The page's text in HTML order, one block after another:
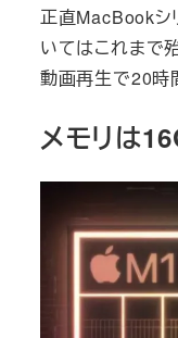
正直MacBookシ
いてはこれまで
動画再生で20時
メモリは